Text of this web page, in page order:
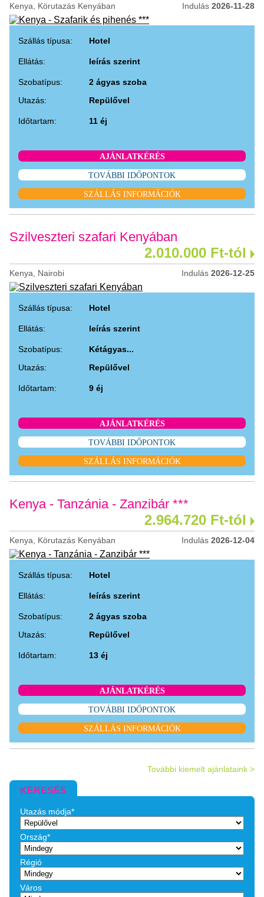
Kenya, Körutazás Kenyában Indulás 2026-11-28
Szállás típusa: Hotel
Ellátás: leírás szerint
Szobatípus:
2 ágyas szoba
Utazás:
Repülővel
Időtartam: 11 éj
AJÁNLATKÉRÉS
TOVÁBBI IDŐPONTOK
SZÁLLÁS INFORMÁCIÓK
Szilveszteri szafari Kenyában
2.010.000 Ft-tól
Kenya, Nairobi Indulás 2026-12-25
Szállás típusa: Hotel
Ellátás: leírás szerint
Szobatípus:
Kétágyas...
Utazás:
Repülővel
Időtartam: 9 éj
AJÁNLATKÉRÉS
TOVÁBBI IDŐPONTOK
SZÁLLÁS INFORMÁCIÓK
Kenya - Tanzánia - Zanzibár ***
2.964.720 Ft-tól
Kenya, Körutazás Kenyában Indulás 2026-12-04
Szállás típusa: Hotel
Ellátás: leírás szerint
Szobatípus:
2 ágyas szoba
Utazás:
Repülővel
Időtartam: 13 éj
AJÁNLATKÉRÉS
TOVÁBBI IDŐPONTOK
SZÁLLÁS INFORMÁCIÓK
További kiemelt ajánlataink >
KERESÉS
Utazás módja*
Ország*
Régió
Város